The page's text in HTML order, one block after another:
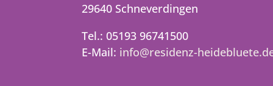
29640 Schneverdingen
Tel.: 05193 96741500
E-Mail: info@residenz-